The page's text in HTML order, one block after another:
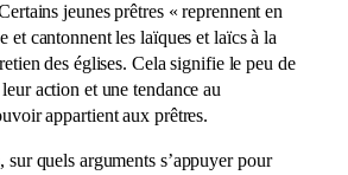
jeunes prêtres « reprennent en
et cantonnent les laïques et laïcs à la
des églises. Cela signifie le peu de
action et une tendance au
appartient aux prêtres.
sur quels arguments s’appuyer pour